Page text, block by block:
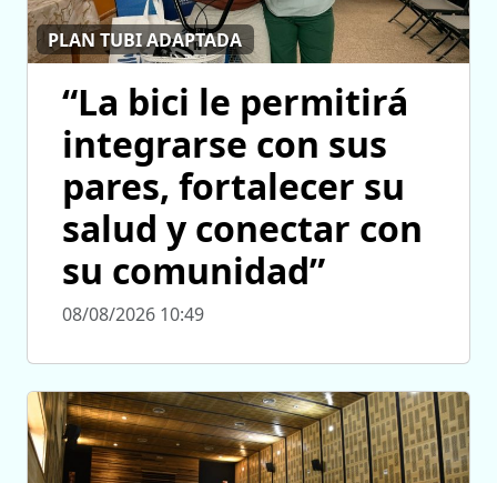
PLAN TUBI ADAPTADA
“La bici le permitirá
integrarse con sus
pares, fortalecer su
salud y conectar con
su comunidad”
08/08/2026 10:49